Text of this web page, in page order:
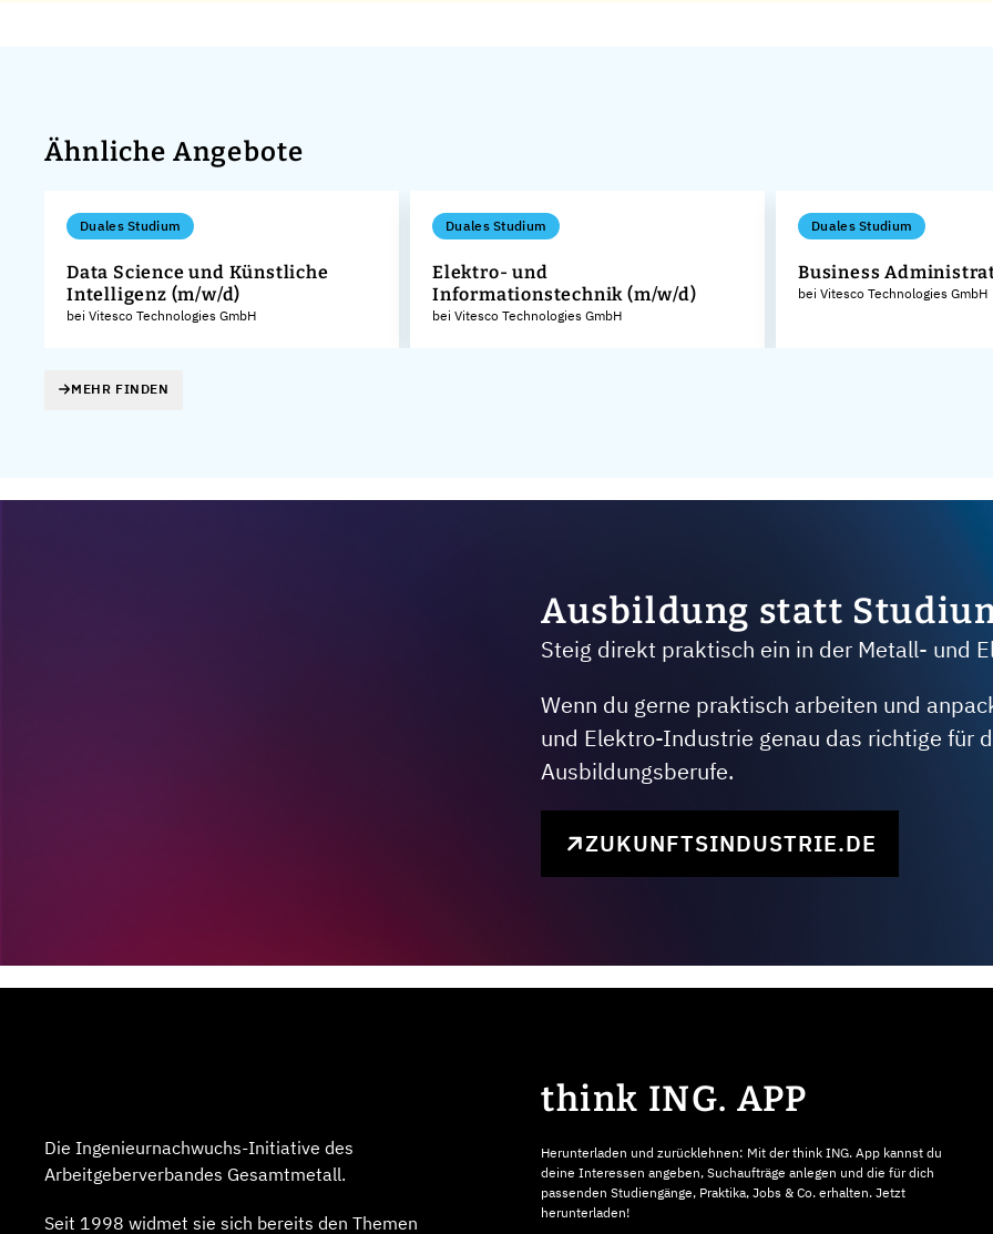
Ähnliche Angebote
Duales Studium
Data Science und Künstliche
Intelligenz (m/w/d)
bei Vitesco Technologies GmbH
Duales Studium
Elektro- und
Informationstechnik (m/w/d)
bei Vitesco Technologies GmbH
Duales Studium
Business
bei Vitesco Technologies GmbH
MEHR FINDEN
Ausbildung statt
Steig direkt praktisch ein in der Metall- und
Wenn du gerne praktisch arbeiten und
und Elektro-Industrie genau das richtige für
Ausbildungsberufe.
ZUKUNFTSINDUSTRIE.DE
Die Ingenieurnachwuchs-Initiative des
Arbeitgeberverbandes Gesamtmetall.
Seit 1998 widmet sie sich bereits den Themen
think ING. APP
Herunterladen und zurücklehnen: Mit der think ING. App kannst du
deine Interessen angeben, Suchaufträge anlegen und die für dich
passenden Studiengänge, Praktika, Jobs & Co. erhalten. Jetzt
herunterladen!